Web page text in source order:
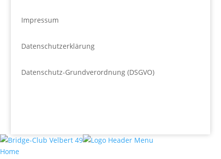
Impressum
Datenschutzerklärung
Datenschutz-Grundverordnung (DSGVO)
Home